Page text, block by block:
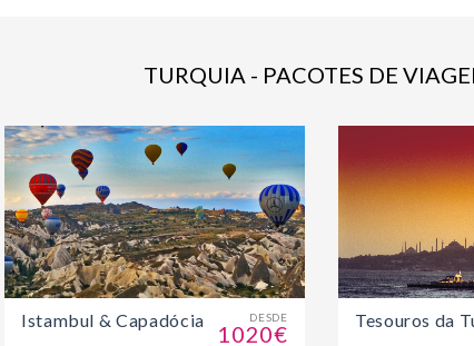
TURQUIA - PACOTES DE
DESDE
1020€
Istambul & Capadócia Tesouros da